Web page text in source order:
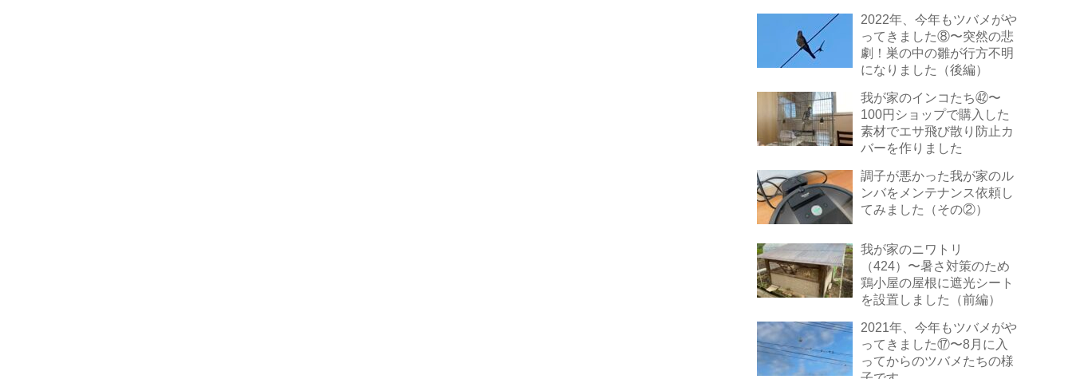
2022年、今年もツバメがや
ってきました⑧〜突然の悲
劇！巣の中の雛が行方不明
になりました（後編）
我が家のインコたち㊷〜
100円ショップで購入した
素材でエサ飛び散り防止カ
バーを作りました
調子が悪かった我が家のル
ンバをメンテナンス依頼し
てみました（その②）
我が家のニワトリ
（424）〜暑さ対策のため
鶏小屋の屋根に遮光シート
を設置しました（前編）
2021年、今年もツバメがや
ってきました⑰〜8月に入
ってからのツバメたちの様